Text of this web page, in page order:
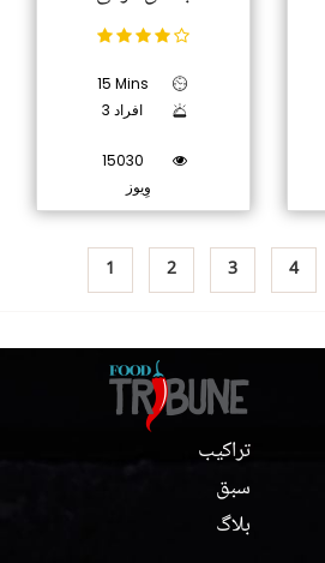
15 Mins
3 افراد
15030
وِیوز
1 2 3 4
تراکیب
سبق
بلاگ